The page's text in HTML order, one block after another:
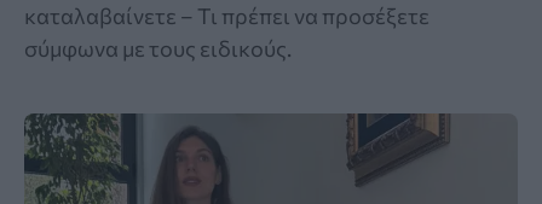
καταλαβαίνετε – Τι πρέπει να προσέξετε
σύμφωνα με τους ειδικούς.